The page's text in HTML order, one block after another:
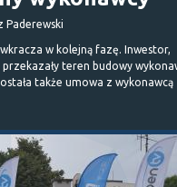
Paderewski
w kolejną fazę. Inwestor,
teren budowy
także umowa z wykonawcą